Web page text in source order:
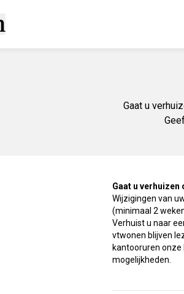
Gaat u
Gaat u
Wijzigingen van
(minimaal 2
Verhuist u naar
vtwonen blijven
kantooruren onze
mogelijkheden.